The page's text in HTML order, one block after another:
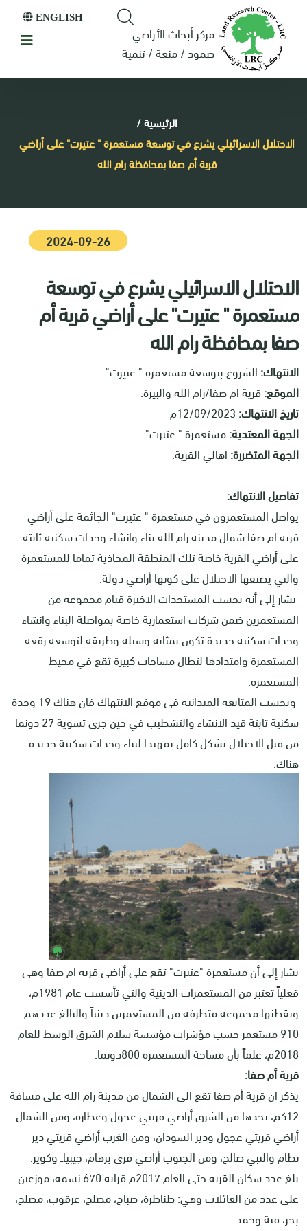
مركز أبحاث الأراضي
صمود / منعة / تنمية
ENGLISH
الرئيسية/
الاحتلال الاسرائيلي يشرع في توسعة مستعمرة " عتيرت" على أراضي
قرية أم صفا بمحافظة رام الله
2024-09-26
الاحتلال الاسرائيلي يشرع في توسعة
مستعمرة " عتيرت" على أراضي قرية أم
صفا بمحافظة رام الله
الانتهاك:الشروع بتوسعة مستعمرة " عتيرت".
الموقع:قرية ام صفا/رام الله والبيرة.
تاريخ الانتهاك:
الجهة المعتدية:مستعمرة " عتيرت".
الجهة المتضررة:اهالي القرية.
تفاصيل الانتهاك:
يواصل المستعمرون في مستعمرة " عتيرت" الجاثمة على أراضي
قرية ام صفا شمال مدينة رام الله بناء وانشاء وحدات سكنية ثابتة
على أراضي القرية خاصة تلك المنطقة المحاذية تماما للمستعمرة
والتي يصنفها الاحتلال على كونها أراضي دولة.
يشار إلى أنه بحسب المستجدات الاخيرة قيام مجموعة من
المستعمرين ضمن شركات استعمارية خاصة بمواصلة البناء وانشاء
وحدات سكنية جديدة تكون بمثابة وسيلة وطريقة لتوسعة رقعة
المستعمرة وامتدادها لتطال مساحات كبيرة تقع في محيط
المستعمرة.
وبحسب المتابعة الميدانية في موقع الانتهاك فان هناك 19 وحدة
سكنية ثابتة قيد الانشاء والتشطيب في حين جرى تسوية 27 دونما
من قبل الاحتلال بشكل كامل تمهيدا لبناء وحدات سكنية جديدة
هناك.
يشار إلى أن مستعمرة "عتيرت" تقع على أراضي قرية ام صفا وهي
فعلياً تعتبر من المستعمرات الدينية والتي تأسست عام 1981م،
ويقطنها مجموعة متطرفة من المستعمرين دينياً والبالغ عددهم
910 مستعمر حسب مؤشرات مؤسسة سلام الشرق الوسط للعام
2018م، علماً بأن مساحة المستعمرة 800دونما.
قرية أم صفا:
يذكر ان قرية أم صفا تقع الى الشمال من مدينة رام الله على مسافة
12كم، يحدها من الشرق أراضي قريتي عجول وعطارة، ومن الشمال
أراضي قريتي عجول ودير السودان، ومن الغرب أراضي قريتي دير
نظام والنبي صالح، ومن الجنوب أراضي قرى برهام، جيبياــ وكوير.
بلغ عدد سكان القرية حتى العام 2017م قرابة 670 نسمة، موزعين
على عدد من العائلات وهي: طناطرة، صباح، مصلح، عرقوب، مصلح،
بحر، قنة وحمد.